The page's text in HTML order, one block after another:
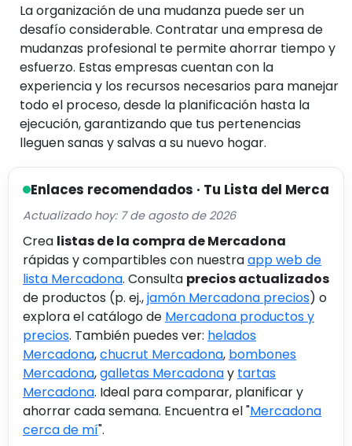
La organización de una mudanza puede ser un
desafío considerable. Contratar una empresa de
mudanzas profesional te permite ahorrar tiempo y
esfuerzo. Estas empresas cuentan con la
experiencia y los recursos necesarios para manejar
todo el proceso, desde la planificación hasta la
ejecución, garantizando que tus pertenencias
lleguen sanas y salvas a su nuevo hogar.
Enlaces recomendados · Tu Lista del Merca
Actualizado hoy: 7 de agosto de 2026
Crea listas de la compra de Mercadona
rápidas y compartibles con nuestraapp web de
lista Mercadona. Consulta precios actualizados
de productos (p. ej.,jamón Mercadona precios) o
explora el catálogo de Mercadona productos y
precios. También puedes ver: helados
Mercadona,chucrut Mercadona, bombones
Mercadona,galletas Mercadonay tartas
Mercadona. Ideal para comparar, planificar y
ahorrar cada semana. Encuentra el "Mercadona
cerca de mí".